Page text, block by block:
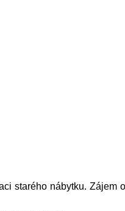
starého nábytku. Zájem